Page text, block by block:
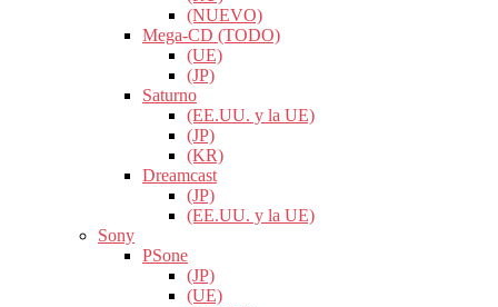
(NUEVO)
Mega-CD (TODO)
(UE)
(JP)
Saturno
(EE.UU. y la UE)
(JP)
(KR)
Dreamcast
(JP)
(EE.UU. y la UE)
Sony
PSone
(JP)
(UE)